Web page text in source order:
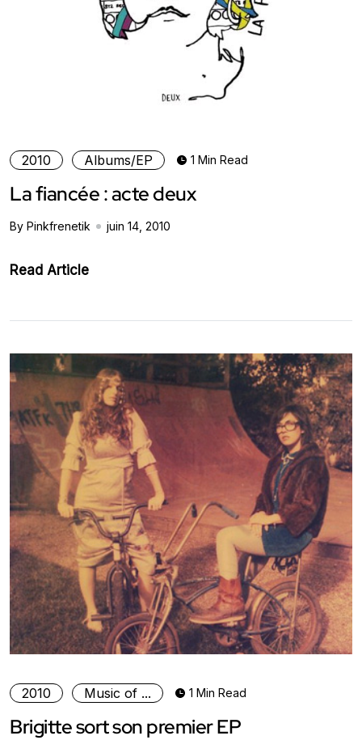
2010 Albums/EP 1 Min Read
La fiancée : acte deux
By Pinkfrenetik juin 14, 2010
Read Article
2010 Music of ... 1 Min Read
Brigitte sort son premier EP